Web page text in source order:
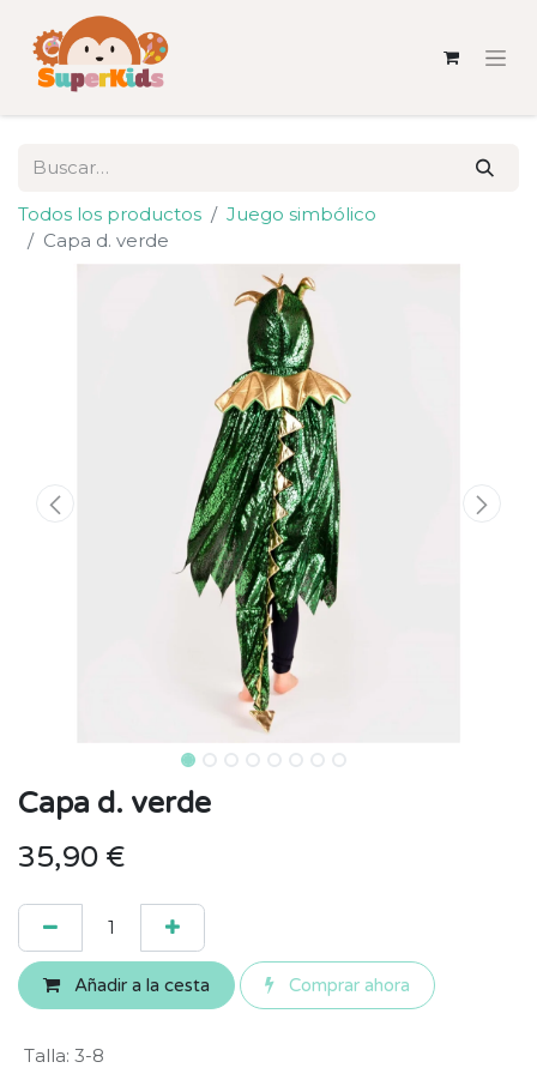
Todos los productos
Juego simbólico
Capa d. verde
Capa d. verde
35,90 €
Añadir a la cesta Comprar ahora
Talla: 3-8